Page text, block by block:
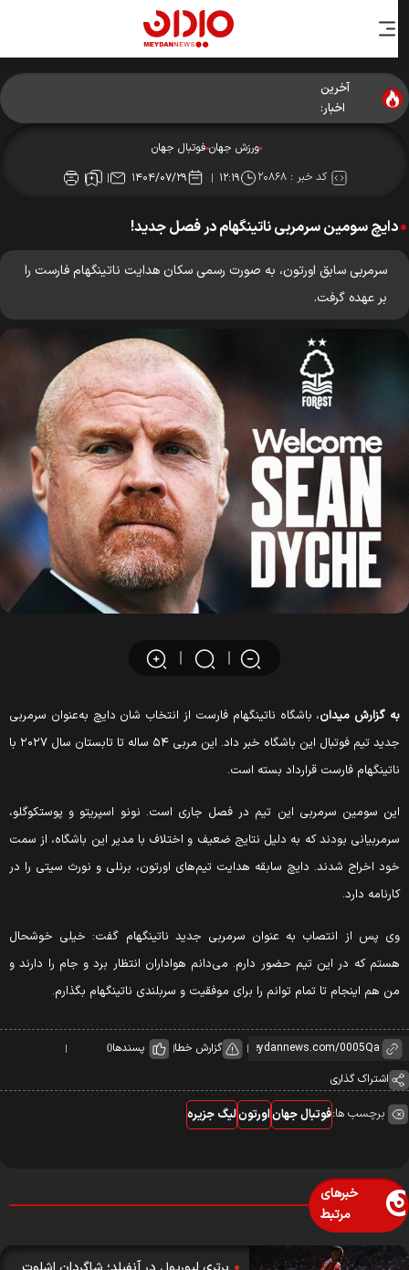
آخرین
اخبار:
ورزش جهانفوتبال جهان
کد خبر : ۲۰۸۶۸ ۱۲:۱۹ ۱۴۰۴/۰۷/۲۹
دایچ سومین سرمربی ناتینگهام در فصل جدید!
سرمربی سابق اورتون، به صورت رسمی سکان هدایت ناتینگهام فارست را
بر عهده گرفت.
گزارش میدان، باشگاه ناتینگهام فارست از انتخاب شان دایچ به‌عنوان سرمربی
جدید تیم فوتبال این باشگاه خبر داد. این مربی ۵۴ ساله تا تابستان سال ۲۰۲۷ با
فارست قرارداد بسته است.
سومین سرمربی این تیم در فصل جاری است. نونو اسپریتو و پوستکوگلو،
بودند که به دلیل نتایج ضعیف و اختلاف با مدیر این باشگاه، از سمت
اخراج شدند. دایچ سابقه هدایت تیم‌های اورتون، برنلی و نورث سیتی را در
دارد.
پس از انتصاب به عنوان سرمربی جدید ناتینگهام گفت: خیلی خوشحال
که در این تیم حضور دارم. می‌دانم هواداران انتظار برد و جام را دارند و
هم اینجام تا تمام توانم را برای موفقیت و سربلندی ناتینگهام بگذارم.
گزارش خطا پسندها0
اشتراک گذاری
برچسب ها:فوتبال جهاناورتونلیگ جزیره
خبرهای
مرتبط